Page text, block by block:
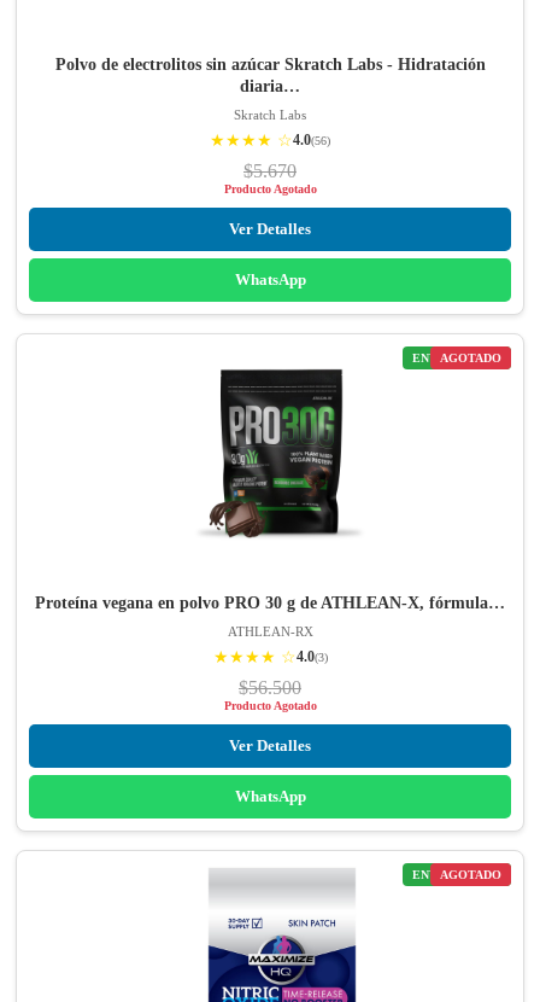
Polvo de electrolitos sin azúcar Skratch Labs - Hidratación
diaria…
Skratch Labs
★★★★ ☆4.0(56)
$5.670
Producto Agotado
Ver Detalles
WhatsApp
ENVÍO GRATIS
AGOTADO
Proteína vegana en polvo PRO 30 g de ATHLEAN-X, fórmula…
ATHLEAN-RX
★★★★ ☆4.0(3)
$56.500
Producto Agotado
Ver Detalles
WhatsApp
ENVÍO GRATIS
AGOTADO